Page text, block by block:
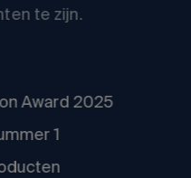
te zijn.
Award 2025
1